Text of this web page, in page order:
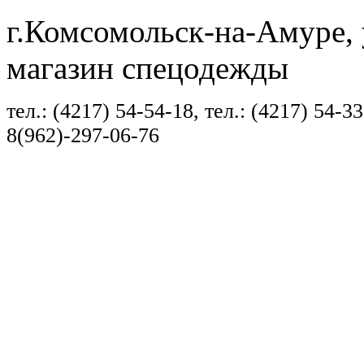
г.Комсомольск-на-
магазин спецодежды
тел.: (4217) 54-54-18, тел.: (4217) 54-
8(962)-297-06-76